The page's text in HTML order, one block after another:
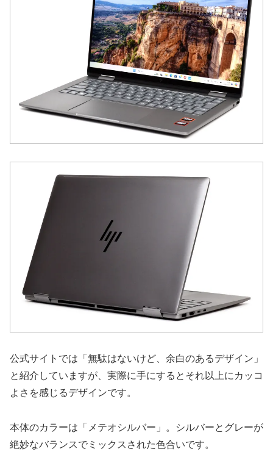
公式サイトでは「無駄はないけど、余白のあるデザイン」
と紹介していますが、実際に手にするとそれ以上にカッコ
よさを感じるデザインです。
本体のカラーは「メテオシルバー」。シルバーとグレーが
絶妙なバランスでミックスされた色合いです。